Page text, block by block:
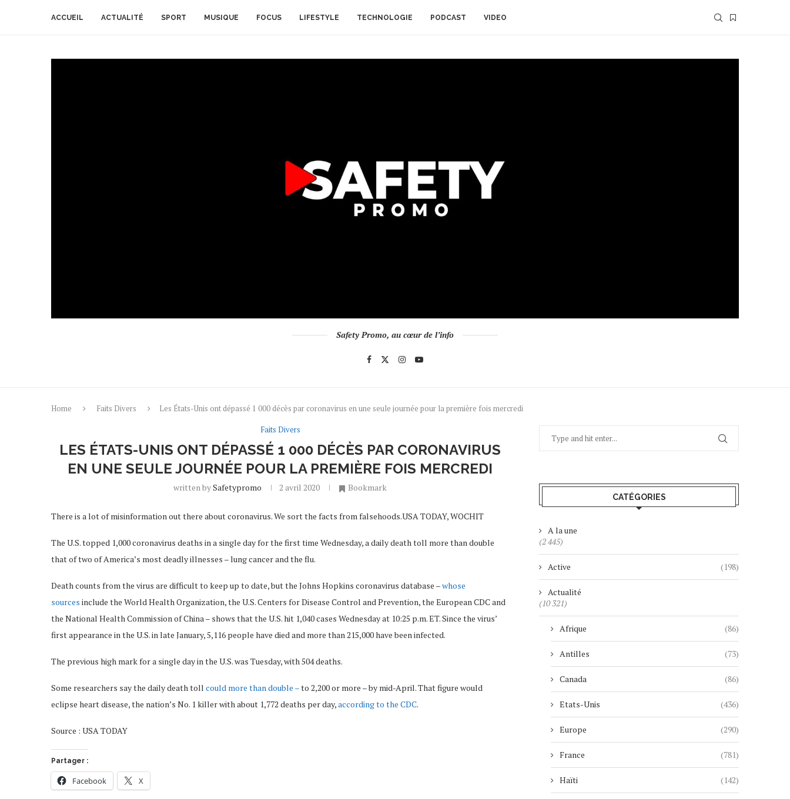
ACCUEIL ACTUALITÉ SPORT MUSIQUE FOCUS LIFESTYLE TECHNOLOGIE PODCAST VIDEO
Safety Promo, au cœur de l’info
Home Faits Divers
Les États-Unis ont dépassé 1 000 décès par coronavirus en une seule journée pour la première fois mercredi
Faits Divers
LES ÉTATS-UNIS ONT DÉPASSÉ 1 000 DÉCÈS PAR CORONAVIRUS
EN UNE SEULE JOURNÉE POUR LA PREMIÈRE FOIS MERCREDI
written bySafetypromo 2 avril 2020 Bookmark
There is a lot of misinformation out there about coronavirus. We sort the facts from falsehoods.USA TODAY, WOCHIT
The U.S. topped 1,000 coronavirus deaths in a single day for the first time Wednesday, a daily death toll more than double
that of two of America’s most deadly illnesses – lung cancer and the flu.
Death counts from the virus are difficult to keep up to date, but the Johns Hopkins coronavirus database –whose
sources include the World Health Organization, the U.S. Centers for Disease Control and Prevention, the European CDC and
the National Health Commission of China – shows that the U.S. hit 1,040 cases Wednesday at 10:25 p.m. ET. Since the virus’
first appearance in the U.S. in late January, 5,116 people have died and more than 215,000 have been infected.
The previous high mark for a single day in the U.S. was Tuesday, with 504 deaths.
Some researchers say the daily death toll could more than double –to 2,200 or more – by mid-April. That figure would
eclipse heart disease, the nation’s No. 1 killer with about 1,772 deaths per day,according to the CDC.
Source : USA TODAY
Partager :
Facebook X
CATÉGORIES
A la une
(2 445)
Active (198)
Actualité
(10 321)
Afrique (86)
Antilles (73)
Canada (86)
Etats-Unis (436)
Europe (290)
France (781)
Haïti (142)